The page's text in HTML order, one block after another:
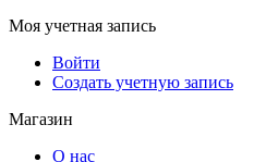
Моя учетная запись
Войти
Создать учетную запись
Магазин
О нас